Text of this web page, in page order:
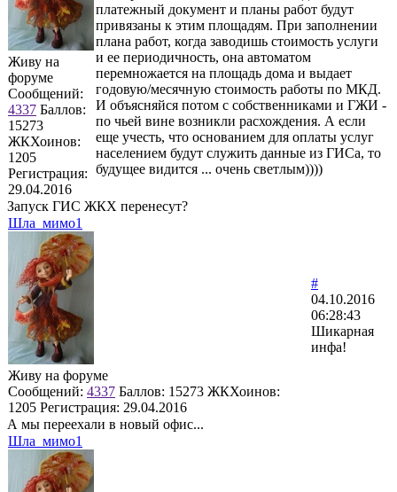
Живу на
форуме
Сообщений:
4337 Баллов:
15273
ЖКХоинов:
1205
Регистрация:
29.04.2016
платежный документ и планы работ будут
привязаны к этим площадям. При заполнении
плана работ, когда заводишь стоимость услуги
и ее периодичность, она автоматом
перемножается на площадь дома и выдает
годовую/месячную стоимость работы по МКД.
И объясняйся потом с собственниками и ГЖИ -
по чьей вине возникли расхождения. А если
еще учесть, что основанием для оплаты услуг
населением будут служить данные из ГИСа, то
будущее видится ... очень светлым))))
Запуск ГИС ЖКХ перенесут?
Шла_мимо1
Живу на форуме
Сообщений: 4337 Баллов: 15273 ЖКХоинов:
1205 Регистрация: 29.04.2016
#
04.10.2016
06:28:43
Шикарная
инфа!
А мы переехали в новый офис...
Шла_мимо1